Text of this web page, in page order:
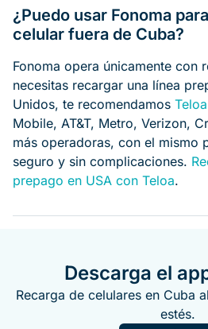
¿Puedo usar Fonoma
celular fuera de Cuba?
Fonoma opera únicamente con
necesitas recargar una línea
Unidos, te recomendamos Teloa
Mobile, AT&T, Metro, Verizon,
más operadoras, con el mismo
seguro y sin complicaciones.
prepago en USA con Teloa.
Descarga el
Recarga de celulares en Cuba
estés.